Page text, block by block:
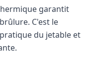
garantit
C'est le
du jetable et